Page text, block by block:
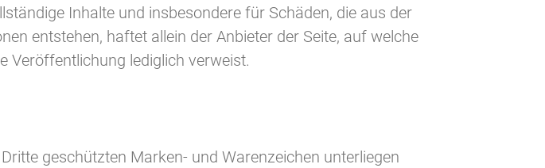
Inhalte und insbesondere für Schäden, die aus der
entstehen, haftet allein der Anbieter der Seite, auf welche
Veröffentlichung lediglich verweist.
geschützten Marken- und Warenzeichen unterliegen